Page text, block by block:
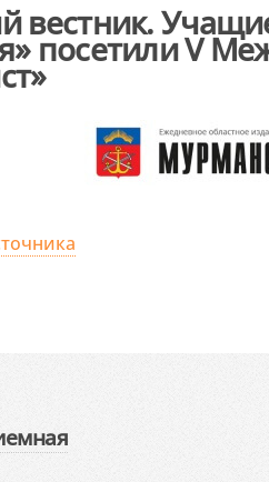
вестник.
посетили V